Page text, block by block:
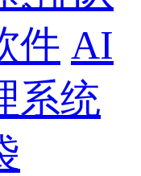
件 AI
系统